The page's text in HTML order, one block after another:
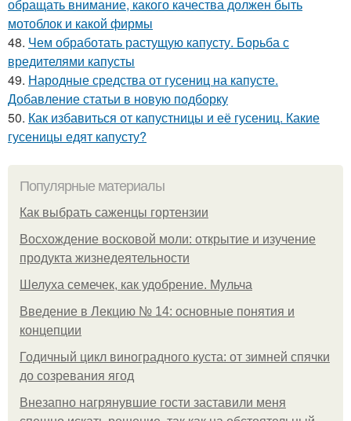
обращать внимание, какого качества должен быть
мотоблок и какой фирмы
48. Чем обработать растущую капусту. Борьба с
вредителями капусты
49. Народные средства от гусениц на капусте.
Добавление статьи в новую подборку
50. Как избавиться от капустницы и её гусениц. Какие
гусеницы едят капусту?
Популярные материалы
Как выбрать саженцы гортензии
Восхождение восковой моли: открытие и изучение
продукта жизнедеятельности
Шелуха семечек, как удобрение. Мульча
Введение в Лекцию № 14: основные понятия и
концепции
Годичный цикл виноградного куста: от зимней спячки
до созревания ягод
Внезапно нагрянувшие гости заставили меня